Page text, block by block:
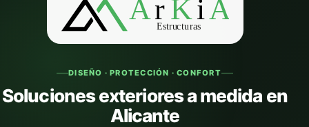
DISEÑO · PROTECCIÓN · CONFORT
Soluciones exteriores a medida en
Alicante